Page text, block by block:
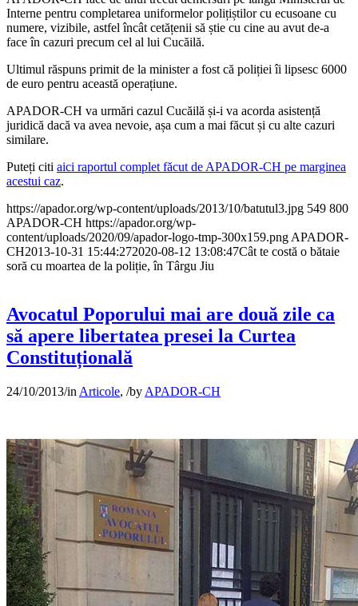
Interne pentru completarea uniformelor polițiștilor cu ecusoane cu
numere, vizibile, astfel încât cetățenii să știe cu cine au avut de-a
face în cazuri precum cel al lui Cucăilă.
Ultimul răspuns primit de la minister a fost că poliției îi lipsesc 6000
de euro pentru această operațiune.
APADOR-CH va urmări cazul Cucăilă și-i va acorda asistență
juridică dacă va avea nevoie, așa cum a mai făcut și cu alte cazuri
similare.
Puteți citi aici raportul complet făcut de APADOR-CH pe marginea
acestui caz.
https://apador.org/wp-content/uploads/2013/10/batutul3.jpg 549 800
APADOR-CH https://apador.org/wp-
content/uploads/2020/09/apador-logo-tmp-300x159.pngAPADOR-
CH2013-10-31 15:44:272020-08-12 13:08:47Cât te costă o bătaie
soră cu moartea de la poliție, în Târgu Jiu
Avocatul Poporului mai are două zile ca
să apere libertatea presei la Curtea
Constituțională
24/10/2013/in Articole, /by APADOR-CH